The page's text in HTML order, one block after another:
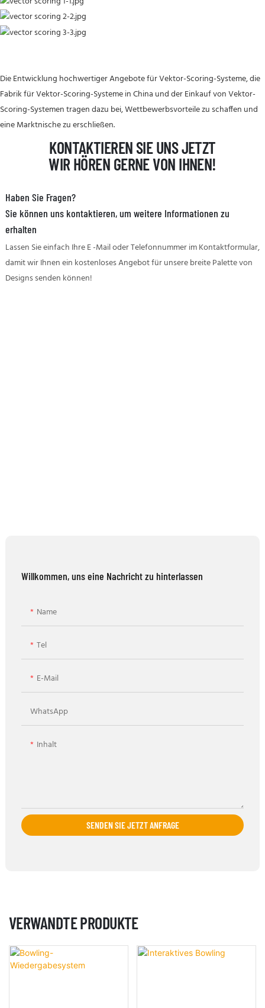
Die Entwicklung hochwertiger Angebote für Vektor-Scoring-Systeme, die
Fabrik für Vektor-Scoring-Systeme in China und der Einkauf von Vektor-
Scoring-Systemen tragen dazu bei, Wettbewerbsvorteile zu schaffen und
eine Marktnische zu erschließen.
KONTAKTIEREN SIE UNS JETZT
WIR HÖREN GERNE VON IHNEN!
Haben Sie Fragen?
Sie können uns kontaktieren, um weitere Informationen zu
erhalten
Lassen Sie einfach Ihre E -Mail oder Telefonnummer im Kontaktformular,
damit wir Ihnen ein kostenloses Angebot für unsere breite Palette von
Designs senden können!
Willkommen, uns eine Nachricht zu hinterlassen
Name
Tel
E-Mail
WhatsApp
Inhalt
SENDEN SIE JETZT ANFRAGE
VERWANDTE PRODUKTE